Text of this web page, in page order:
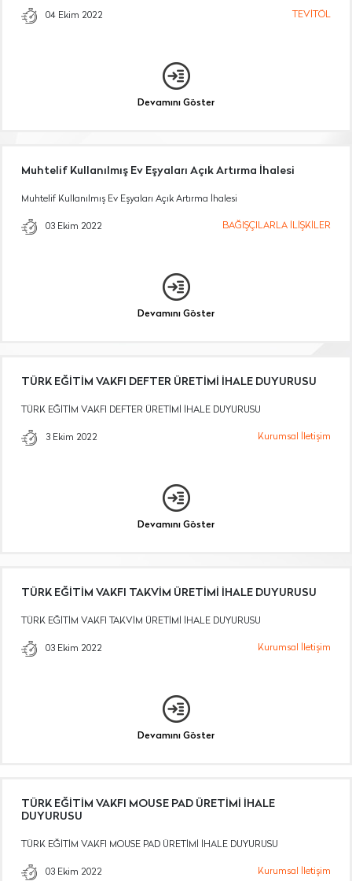
04 Ekim 2022 TEVİTÖL
Devamını Göster
Muhtelif Kullanılmış Ev Eşyaları Açık Artırma İhalesi
Muhtelif Kullanılmış Ev Eşyaları Açık Artırma İhalesi
03 Ekim 2022 BAĞIŞÇILARLA İLİŞKİLER
Devamını Göster
TÜRK EĞİTİM VAKFI DEFTER ÜRETİMİ İHALE DUYURUSU
TÜRK EĞİTİM VAKFI DEFTER ÜRETİMİ İHALE DUYURUSU
3 Ekim 2022 Kurumsal İletişim
Devamını Göster
TÜRK EĞİTİM VAKFI TAKVİM ÜRETİMİ İHALE DUYURUSU
TÜRK EĞİTİM VAKFI TAKVİM ÜRETİMİ İHALE DUYURUSU
03 Ekim 2022 Kurumsal İletişim
Devamını Göster
TÜRK EĞİTİM VAKFI MOUSE PAD ÜRETİMİ İHALE
DUYURUSU
TÜRK EĞİTİM VAKFI MOUSE PAD ÜRETİMİ İHALE DUYURUSU
03 Ekim 2022 Kurumsal İletişim